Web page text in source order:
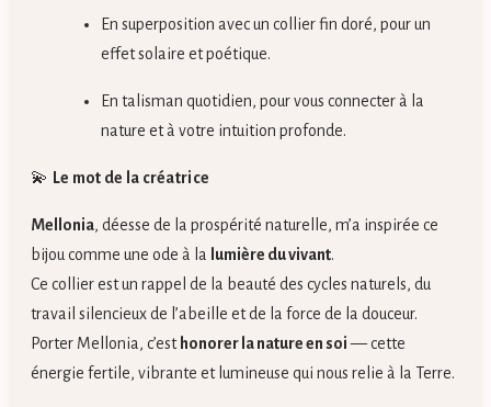
En superposition avec un collier fin doré, pour un
effet solaire et poétique.
En talisman quotidien, pour vous connecter à la
nature et à votre intuition profonde.
💫 Le mot de la créatrice
Mellonia, déesse de la prospérité naturelle, m’a inspirée ce
bijou comme une ode à la lumière du vivant.
Ce collier est un rappel de la beauté des cycles naturels, du
travail silencieux de l’abeille et de la force de la douceur.
Porter Mellonia, c’est honorer la nature en soi— cette
énergie fertile, vibrante et lumineuse qui nous relie à la Terre.